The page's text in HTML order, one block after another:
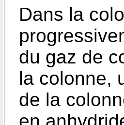
Dans la
du gaz de
la colonne,
de la